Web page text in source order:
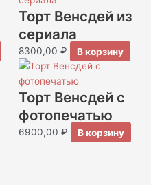
Торт Венсдей из
сериала
8300,00 ₽ В корзину
Торт Венсдей с
фотопечатью
6900,00 ₽ В корзину